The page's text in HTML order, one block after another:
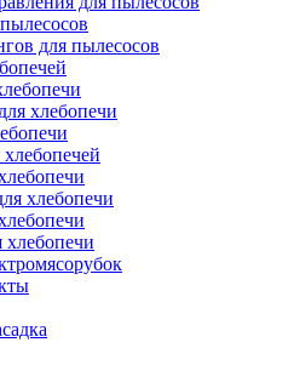
для пылесосов
хлебопечи
хлебопечи